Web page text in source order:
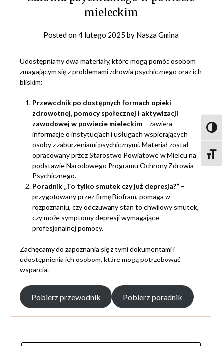
mieleckim
Posted on4 lutego 2025 by Nasza Gmina
Udostępniamy dwa materiały, które mogą pomóc osobom
zmagającym się z problemami zdrowia psychicznego oraz ich
bliskim:
Przewodnik po dostępnych formach opieki
zdrowotnej, pomocy społecznej i aktywizacji
zawodowej w powiecie mieleckim– zawiera
informacje o instytucjach i usługach wspierających
osoby z zaburzeniami psychicznymi. Materiał został
opracowany przez Starostwo Powiatowe w Mielcu na
podstawie Narodowego Programu Ochrony Zdrowia
Psychicznego.
Poradnik „To tylko smutek czy już depresja?”–
przygotowany przez firmę Biofram, pomaga w
rozpoznaniu, czy odczuwany stan to chwilowy smutek,
czy może symptomy depresji wymagające
profesjonalnej pomocy.
Zachęcamy do zapoznania się z tymi dokumentami i
udostępnienia ich osobom, które mogą potrzebować
wsparcia.
Pobierz przewodnik Pobierz poradnik